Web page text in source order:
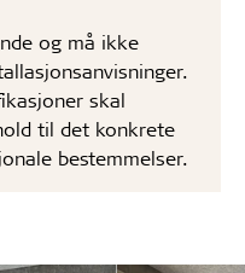
og må ikke
skal
til det konkrete
bestemmelser.